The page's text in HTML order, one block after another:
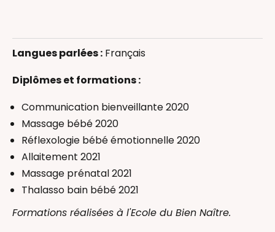
Massage bébé
Massage femme enceinte
Réflexologie bébé
Accompagnant(e) périnatal(e)
Langues parlées : Français
Diplômes et formations :
Communication bienveillante 2020
Massage bébé 2020
Réflexologie bébé émotionnelle 2020
Allaitement 2021
Massage prénatal 2021
Thalasso bain bébé 2021
Formations réalisées à l'Ecole du Bien Naître.